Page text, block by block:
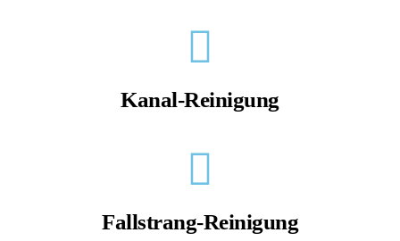
Kanal-Reinigung
Fallstrang-Reinigung